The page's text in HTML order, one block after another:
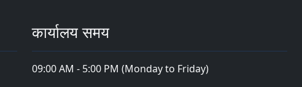
कार्यालय समय
09:00 AM - 5:00 PM (Monday to Friday)